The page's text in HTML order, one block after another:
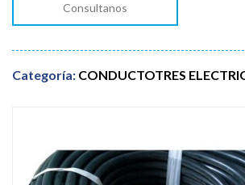
Consultanos
Categoría: CONDUCTOTRES